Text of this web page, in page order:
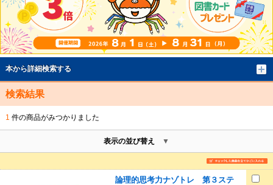
本から詳細検索する
検索結果
1 件の商品がみつかりました
表示の並び替え
論理的思考力ナゾトレ 第３ステ